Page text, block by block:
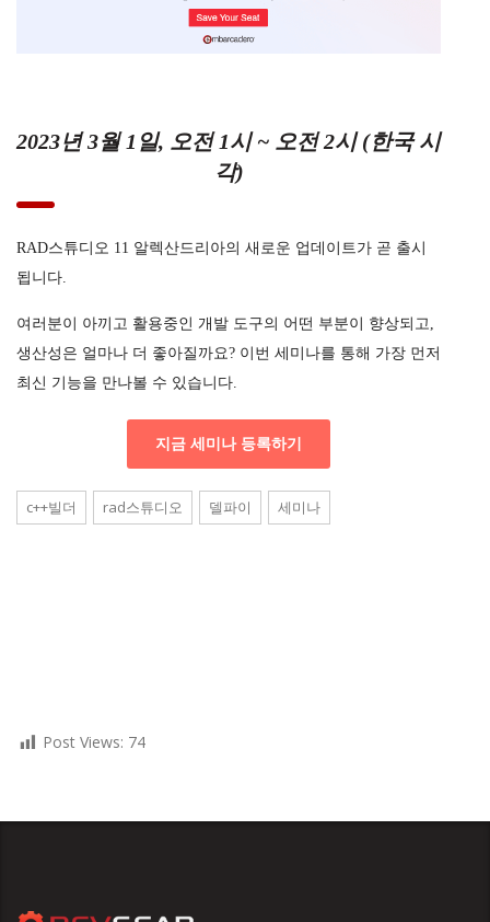
2023년 3월 1일, 오전 1시 ~ 오전 2시 (한국 시
각)
RAD스튜디오 11 알렉산드리아의 새로운 업데이트가 곧 출시
됩니다.
여러분이 아끼고 활용중인 개발 도구의 어떤 부분이 향상되고,
생산성은 얼마나 더 좋아질까요? 이번 세미나를 통해 가장 먼저
최신 기능을 만나볼 수 있습니다.
지금 세미나 등록하기
c++빌더 rad스튜디오 델파이 세미나
Post Views: 74